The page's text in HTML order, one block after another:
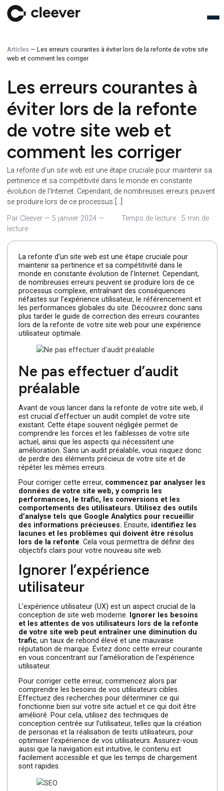
Articles
Les erreurs courantes à éviter lors de la refonte de votre
web et comment les corriger
Les erreurs courantes à
éviter lors de la refonte
de votre site web et
comment les corriger
La refonte d’un site web est une étape cruciale pour
pertinence et sa compétitivité dans le monde en constante
se produire lors de ce processus […]
Par Cleever—5 janvier 2024— Temps de lecture : 5 min
lecture
La refonte d’un site web est une étape cruciale pour
maintenir sa pertinence et sa compétitivité dans le
monde en constante évolution de l’Internet. Cependant,
de nombreuses erreurs peuvent se produire lors de ce
processus complexe, entraînant des conséquences
néfastes sur l’expérience utilisateur, le référencement et
plus tarder le guide de correction des erreurs courantes
utilisateur optimale.
Ne pas effectuer d’audit
préalable
Avant de vous lancer dans la refonte de votre site web,
est crucial d’effectuer un audit complet de votre site
existant. Cette étape souvent négligée permet de
comprendre les forces et les faiblesses de votre site
actuel, ainsi que les aspects qui nécessitent une
amélioration. Sans un audit préalable, vous risquez donc
de perdre des éléments précieux de votre site et de
répéter les mêmes erreurs.
Pour corriger cette erreur,commencez par analyser
données de votre site web, y compris les
performances, le trafic, les conversions et les
comportements des utilisateurs. Utilisez des outils
d’analyse tels que Google Analytics pour recueillir
des informations précieuses.
lacunes et les problèmes qui doivent être résolus
lors de la refonte
. Cela vous permettra de définir des
objectifs clairs pour votre nouveau site web.
Ignorer l’expérience
utilisateur
conception de site web moderne.Ignorer les besoins
et les attentes de vos utilisateurs lors de la refonte
de votre site web peut entraîner une diminution du
trafic, un taux de rebond élevé et une mauvaise
réputation de marque. Évitez donc cette erreur
en vous concentrant sur l’amélioration de l’expérience
utilisateur.
Pour corriger cette erreur, commencez alors par
comprendre les besoins de vos utilisateurs cibles.
Effectuez des recherches pour déterminer ce qui
fonctionne bien sur votre site actuel et ce qui doit être